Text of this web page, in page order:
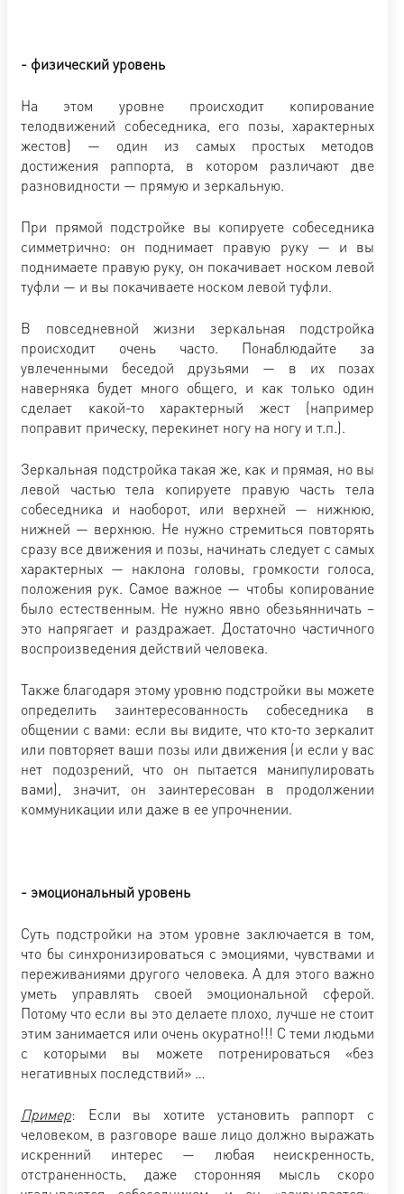
- физический уровень
На этом уровне происходит копирование
телодвижений собеседника, его позы, характерных
жестов) — один из самых простых методов
достижения раппорта, в котором различают две
разновидности — прямую и зеркальную.
При прямой подстройке вы копируете собеседника
симметрично: он поднимает правую руку — и вы
поднимаете правую руку, он покачивает носком левой
туфли — и вы покачиваете носком левой туфли.
В повседневной жизни зеркальная подстройка
происходит очень часто. Понаблюдайте за
увлеченными беседой друзьями — в их позах
наверняка будет много общего, и как только один
сделает какой-то характерный жест (например
поправит прическу, перекинет ногу на ногу и т.п.).
Зеркальная подстройка такая же, как и прямая, но вы
левой частью тела копируете правую часть тела
собеседника и наоборот, или верхней — нижнюю,
нижней — верхнюю. Не нужно стремиться повторять
сразу все движения и позы, начинать следует с самых
характерных — наклона головы, громкости голоса,
положения рук. Самое важное — чтобы копирование
было естественным. Не нужно явно обезьянничать –
это напрягает и раздражает. Достаточно частичного
воспроизведения действий человека.
Также благодаря этому уровню подстройки вы можете
определить заинтересованность собеседника в
общении с вами: если вы видите, что кто-то зеркалит
или повторяет ваши позы или движения (и если у вас
нет подозрений, что он пытается манипулировать
вами), значит, он заинтересован в продолжении
коммуникации или даже в ее упрочнении.
- эмоциональный уровень
Суть подстройки на этом уровне заключается в том,
что бы синхронизироваться с эмоциями, чувствами и
переживаниями другого человека. А для этого важно
уметь управлять своей эмоциональной сферой.
Потому что если вы это делаете плохо, лучше не стоит
этим занимается или очень окуратно!!! С теми людьми
с которыми вы можете потренироваться «без
негативных последствий» …
Пример: Если вы хотите установить раппорт с
человеком, в разговоре ваше лицо должно выражать
искренний интерес — любая неискренность,
отстраненность, даже сторонняя мысль скоро